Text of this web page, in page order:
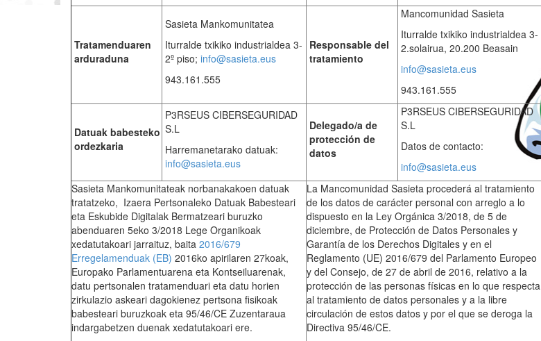
Tratamenduaren
arduraduna
Sasieta Mankomunitatea
Iturralde txikiko industrialdea 3-
2º piso; info@sasieta.eus
943.161.555
Responsable del
tratamiento
Mancomunidad Sasieta
Iturralde txikiko industrialdea 3-
2.solairua, 20.200 Beasain
info@sasieta.eus
943.161.555
Datuak babesteko
ordezkaria
P3RSEUS CIBERSEGURIDAD
S.L
Harremanetarako datuak:
info@sasieta.eus
Delegado/a de
protección de
datos
P3RSEUS CIBERSEGURIDAD
S.L
Datos de contacto:
info@sasieta.eus
Sasieta Mankomunitateak norbanakakoen datuak
tratatzeko, Izaera Pertsonaleko Datuak Babesteari
eta Eskubide Digitalak Bermatzeari buruzko
abenduaren 5eko 3/2018 Lege Organikoak
xedatutakoari jarraituz, baita 2016/679
Erregelamenduak (EB) 2016ko apirilaren 27koak,
Europako Parlamentuarena eta Kontseiluarenak,
datu pertsonalen tratamenduari eta datu horien
zirkulazio askeari dagokienez pertsona fisikoak
babesteari buruzkoak eta 95/46/CE Zuzentaraua
indargabetzen duenak xedatutakoari ere.
La Mancomunidad Sasieta procederá al tratamiento
de los datos de carácter personal con arreglo a lo
dispuesto en la Ley Orgánica 3/2018, de 5 de
diciembre, de Protección de Datos Personales y
Garantía de los Derechos Digitales y en el
Reglamento (UE) 2016/679 del Parlamento Europeo
y del Consejo, de 27 de abril de 2016, relativo a la
protección de las personas físicas en lo que respecta
al tratamiento de datos personales y a la libre
circulación de estos datos y por el que se deroga la
Directiva 95/46/CE.